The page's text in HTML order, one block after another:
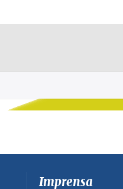
Imprensa